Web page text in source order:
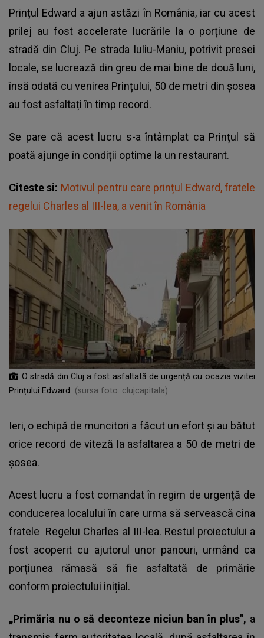
Prințul Edward a ajun astăzi în România, iar cu acest
prilej au fost accelerate lucrările la o porțiune de
stradă din Cluj. Pe strada Iuliu-Maniu, potrivit presei
locale, se lucrează din greu de mai bine de două luni,
însă odată cu venirea Prințului, 50 de metri din șosea
au fost asfaltați în timp record.
Se pare că acest lucru s-a întâmplat ca Prințul să
poată ajunge în condiții optime la un restaurant.
Citeste si: Motivul pentru care prințul Edward, fratele
regelui Charles al III-lea, a venit în România
O stradă din Cluj a fost asfaltată de urgență cu ocazia vizitei
Prințului Edward
(sursa foto: clujcapitala)
Ieri, o echipă de muncitori a făcut un efort și au bătut
orice record de viteză la asfaltarea a 50 de metri de
șosea.
Acest lucru a fost comandat în regim de urgență de
conducerea localului în care urma să servească cina
fratele Regelui Charles al III-lea. Restul proiectului a
fost acoperit cu ajutorul unor panouri, urmând ca
porțiunea rămasă să fie asfaltată de primărie
conform proiectului inițial.
„Primăria nu o să deconteze niciun ban în plus", a